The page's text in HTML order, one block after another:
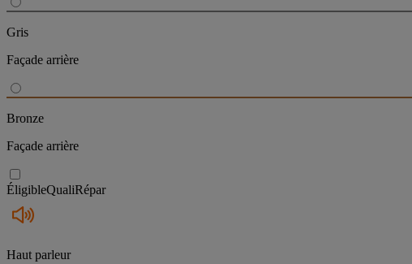
Gris
Façade arrière
Bronze
Façade arrière
ÉligibleQualiRépar
Haut parleur